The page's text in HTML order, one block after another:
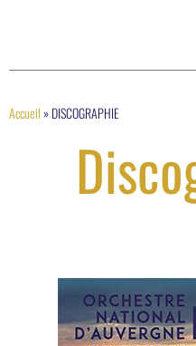
Accueil»DISCOGRAPHIE